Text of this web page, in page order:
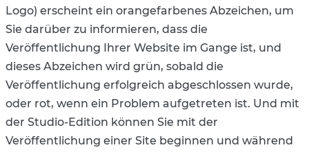
Logo) erscheint ein orangefarbenes Abzeichen, um
Sie darüber zu informieren, dass die
Veröffentlichung Ihrer Website im Gange ist, und
dieses Abzeichen wird grün, sobald die
Veröffentlichung erfolgreich abgeschlossen wurde,
oder rot, wenn ein Problem aufgetreten ist. Und mit
der Studio-Edition können Sie mit der
Veröffentlichung einer Site beginnen und während